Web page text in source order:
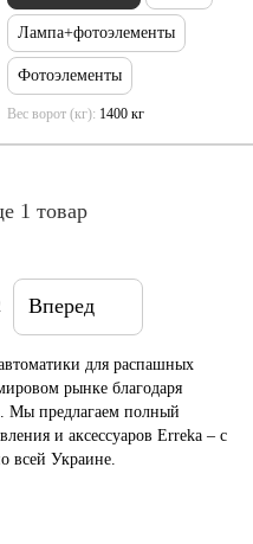
для распашных
рынке благодаря
Мы предлагаем полный
и аксессуаров Erreka – с
всей Украине.
Лампа+фотоэлементы
Фотоэлементы
Вес ворот (кг) 1400 кг
1 товар
Вперед